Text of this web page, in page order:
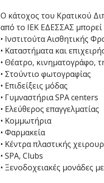
Ο κάτοχος του Κρατικού
από το ΙΕΚ ΕΔΕΣΣΑΣ μπορεί
• Ινστιτούτα Αισθητικής
• Καταστήματα και
• Θέατρο, κινηματογράφο,
• Στούντιο φωτογραφίας
• Επιδείξεις μόδας
• Γυμναστήρια SPA centers
• Ελεύθερος επαγγελματίας
• Κομμωτήρια
• Φαρμακεία
• Κέντρα πλαστικής
• SPA, Clubs
• Ξενοδοχειακές μονάδες